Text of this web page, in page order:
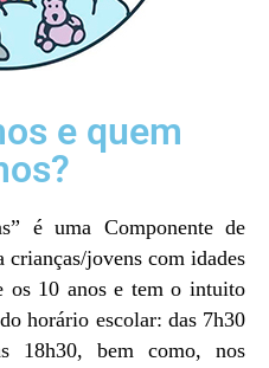
e quem
é uma Componente de
jovens com idades
os 10 anos e tem o intuito
horário escolar: das 7h30
18h30, bem como, nos